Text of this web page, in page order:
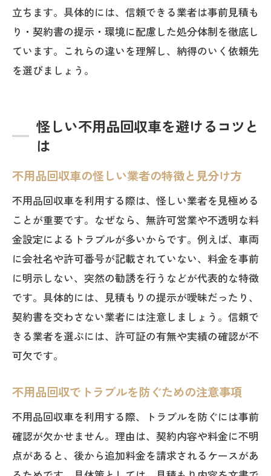
立ちます。具体的には、信頼できる業者は事前見積も
り・契約書の提示・環境に配慮した処分体制を徹底し
ています。これらの違いを理解し、納得のいく依頼先
を選びましょう。
怪しい不用品回収車を避けるコツと
は
不用品回収車の怪しい業者の特徴と見分け方
不用品回収車を利用する際は、怪しい業者を見極める
ことが重要です。なぜなら、無許可営業や不透明な料
金設定によるトラブルが多いからです。例えば、車両
に会社名や許可番号が記載されていない、料金を事前
に明示しない、突然の勧誘を行うなどが代表的な特徴
です。具体的には、見積もりの提示が曖昧だったり、
契約書を交わさない業者には注意しましょう。信頼で
きる業者を選ぶには、許可証の有無や実績の確認が不
可欠です。
不用品回収でトラブルを防ぐための注意事項
不用品回収車を利用する際、トラブルを防ぐには事前
確認が欠かせません。理由は、契約内容や料金に不明
点があると、後から追加料金を請求されるケースがあ